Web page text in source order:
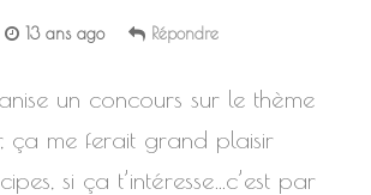
13 ans ago Répondre
un concours sur le thème
ça me ferait grand plaisir
si ça t’intéresse…c’est par